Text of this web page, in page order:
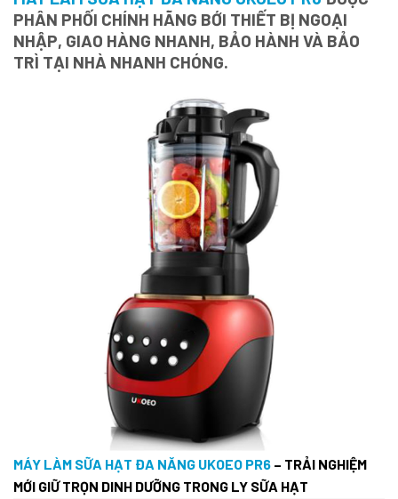
PHÂN PHỐI CHÍNH HÃNG BỚI THIẾT BỊ NGOẠI
NHẬP, GIAO HÀNG NHANH, BẢO HÀNH VÀ BẢO
TRÌ TẠI NHÀ NHANH CHÓNG.
MÁY LÀM SỮA HẠT ĐA NĂNG UKOEO PR6 – TRẢI NGHIỆM
MỚI GIỮ TRỌN DINH DƯỠNG TRONG LY SỮA HẠT